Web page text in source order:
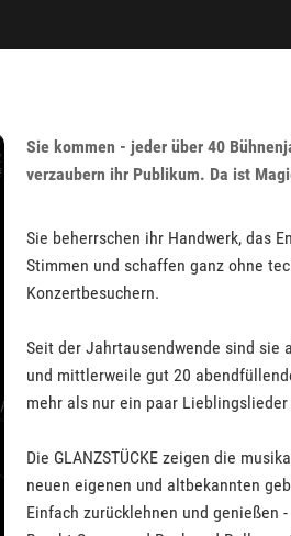
Sie kommen - jeder über 40
verzaubern ihr Publikum. Da ist
Sie beherrschen ihr Handwerk, das
Stimmen und schaffen ganz ohne
Konzertbesuchern.
Seit der Jahrtausendwende sind sie
und mittlerweile gut 20
mehr als nur ein paar
Die GLANZSTÜCKE zeigen die
neuen eigenen und altbekannten
Einfach zurücklehnen und genießen